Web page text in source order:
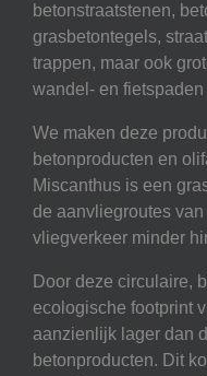
betonstraatstenen,
grasbetontegels,
trappen, maar ook
wandel- en
We maken deze
betonproducten en
Miscanthus is een
de aanvliegroutes
vliegverkeer minder
Door deze circulaire,
ecologische footprint
aanzienlijk lager dan
betonproducten. Dit